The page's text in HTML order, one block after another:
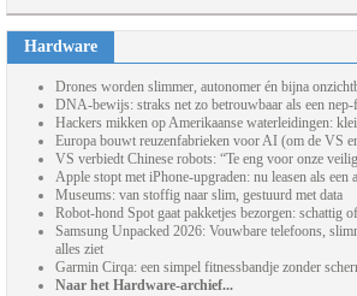
Hardware
Drones worden slimmer, autonomer én bijna
DNA-bewijs: straks net zo betrouwbaar als een
Hackers mikken op Amerikaanse waterleidingen:
Europa bouwt reuzenfabrieken voor AI (om de VS
VS verbiedt Chinese robots: “Te eng voor onze
Apple stopt met iPhone-upgraden: nu leasen als een
Museums: van stoffig naar slim, gestuurd met data
Robot-hond Spot gaat pakketjes bezorgen: schattig
Samsung Unpacked 2026: Vouwbare telefoons,
alles ziet
Garmin Cirqa: een simpel fitnessbandje zonder
Naar het Hardware-archief...